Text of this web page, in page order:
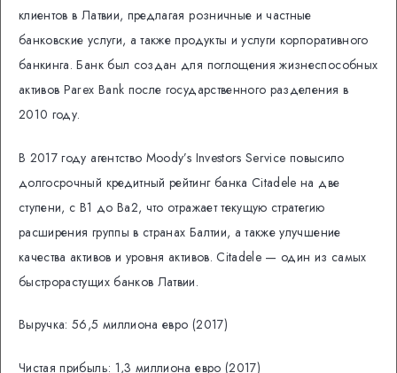
клиентов в Латвии, предлагая розничные и частные
банковские услуги, а также продукты и услуги корпоративного
банкинга. Банк был создан для поглощения жизнеспособных
активов Parex Bank после государственного разделения в
2010 году.
В 2017 году агентство Moody’s Investors Service повысило
долгосрочный кредитный рейтинг банка Citadele на две
ступени, с B1 до Ba2, что отражает текущую стратегию
расширения группы в странах Балтии, а также улучшение
качества активов и уровня активов. Citadele — один из самых
быстрорастущих банков Латвии.
Выручка: 56,5 миллиона евро (2017)
Чистая прибыль: 1,3 миллиона евро (2017)